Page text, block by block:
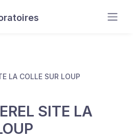
LA COLLE SUR LOUP
SITE LA